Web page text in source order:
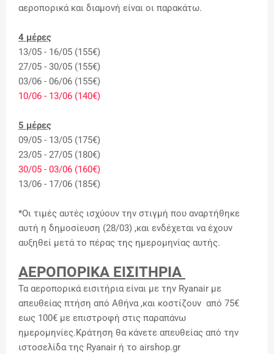
αεροπορικά και διαμονή είναι οι παρακάτω.
4 μέρες
13/05 - 16/05 (155€)
27/05 - 30/05 (155€)
03/06 - 06/06 (155€)
10/06 - 13/06 (140€)
5 μέρες
09/05 - 13/05 (175€)
23/05 - 27/05 (180€)
30/05 - 03/06 (160€)
13/06 - 17/06 (185€)
*Οι τιμές αυτές ισχύουν την στιγμή που αναρτήθηκε
αυτή η δημοσίευση (28/03) ,και ενδέχεται να έχουν
αυξηθεί μετά το πέρας της ημερομηνίας αυτής.
ΑΕΡΟΠΟΡΙΚΑ ΕΙΣΙΤΗΡΙΑ
Τα αεροπορικά εισιτήρια είναι με την Ryanair με
απευθείας πτήση από Αθήνα ,και κοστίζουν από 75€
εως 100€ με επιστροφή στις παραπάνω
ημερομηνίες.Κράτηση θα κάνετε απευθείας από την
ιστοσελίδα της Ryanair ή το airshop.gr